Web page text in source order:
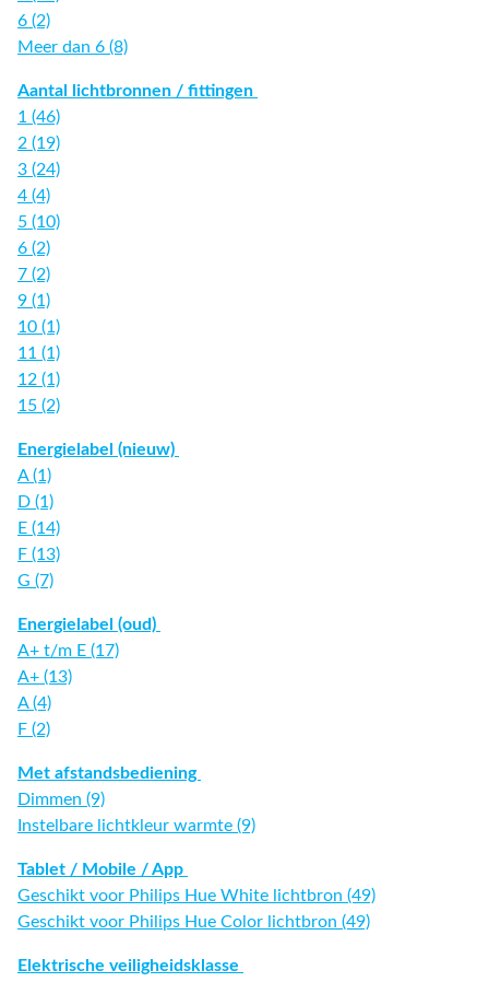
6 (2)
Meer dan 6 (8)
Aantal lichtbronnen / fittingen
1 (46)
2 (19)
3 (24)
4 (4)
5 (10)
6 (2)
7 (2)
9 (1)
10 (1)
11 (1)
12 (1)
15 (2)
Energielabel (nieuw)
A (1)
D (1)
E (14)
F (13)
G (7)
Energielabel (oud)
A+ t/m E (17)
A+ (13)
A (4)
F (2)
Met afstandsbediening
Dimmen (9)
Instelbare lichtkleur warmte (9)
Tablet / Mobile / App
Geschikt voor Philips Hue White lichtbron (49)
Geschikt voor Philips Hue Color lichtbron (49)
Elektrische veiligheidsklasse